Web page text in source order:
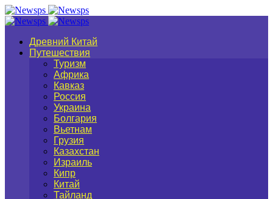
Древний Китай
Путешествия
Туризм
Африка
Кавказ
Россия
Украина
Болгария
Вьетнам
Грузия
Казахстан
Израиль
Кипр
Китай
Тайланд